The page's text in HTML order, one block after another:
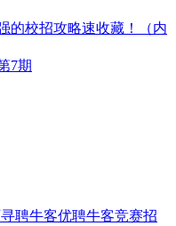
的校招攻略速收藏！（内
7期
聘牛客优聘牛客竞赛招